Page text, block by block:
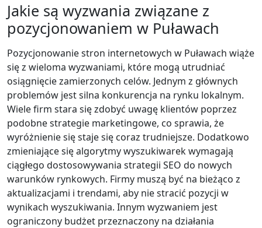
Jakie są wyzwania związane z
pozycjonowaniem w Puławach
Pozycjonowanie stron internetowych w Puławach wiąże
się z wieloma wyzwaniami, które mogą utrudniać
osiągnięcie zamierzonych celów. Jednym z głównych
problemów jest silna konkurencja na rynku lokalnym.
Wiele firm stara się zdobyć uwagę klientów poprzez
podobne strategie marketingowe, co sprawia, że
wyróżnienie się staje się coraz trudniejsze. Dodatkowo
zmieniające się algorytmy wyszukiwarek wymagają
ciągłego dostosowywania strategii SEO do nowych
warunków rynkowych. Firmy muszą być na bieżąco z
aktualizacjami i trendami, aby nie stracić pozycji w
wynikach wyszukiwania. Innym wyzwaniem jest
ograniczony budżet przeznaczony na działania